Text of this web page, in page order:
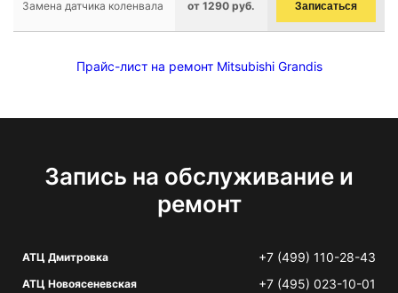
Замена датчика коленвала от 1290 руб. Записаться
Прайс-лист на ремонт Mitsubishi Grandis
Запись на обслуживание и
ремонт
АТЦ Дмитровка +7 (499) 110-28-43
АТЦ Новоясеневская +7 (495) 023-10-01